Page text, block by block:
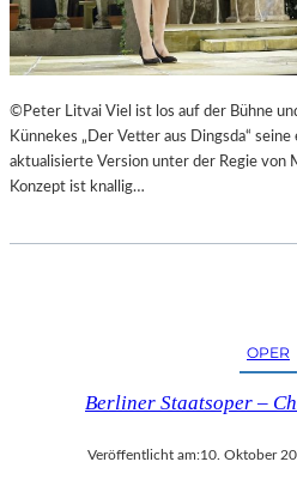
©Peter Litvai Viel ist los auf der Bühne
Künnekes „Der Vetter aus Dingsda“
aktualisierte Version unter der Regie von
Konzept ist knallig…
OPER
Berliner Staatsoper –
Veröffentlicht am:10. Oktober